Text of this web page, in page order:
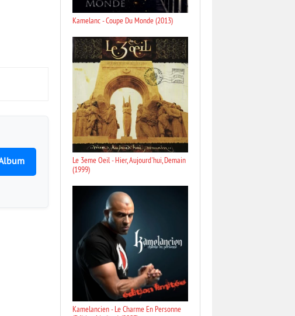
Kamelanc - Coupe Du Monde (2013)
Le 3eme Oeil - Hier, Aujourd'hui, Demain
(1999)
Kamelancien - Le Charme En Personne